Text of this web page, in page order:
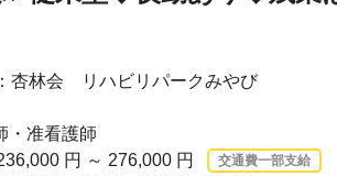
杏林会 リハビリパークみやび
・准看護師
円 ～ 276,000 円
交通費一部支給